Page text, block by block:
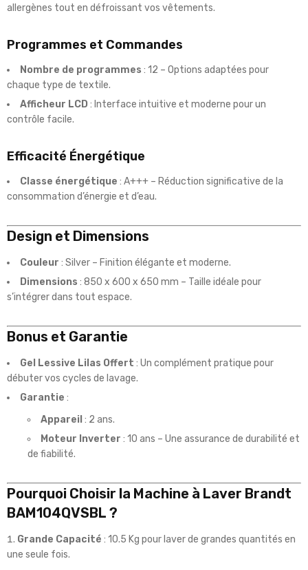
allergènes tout en défroissant vos vêtements.
Programmes et Commandes
Nombre de programmes : 12 – Options adaptées pour
chaque type de textile.
Afficheur LCD : Interface intuitive et moderne pour un
contrôle facile.
Efficacité Énergétique
Classe énergétique : A+++ – Réduction significative de la
consommation d’énergie et d’eau.
Design et Dimensions
Couleur : Silver – Finition élégante et moderne.
Dimensions : 850 x 600 x 650 mm – Taille idéale pour
s’intégrer dans tout espace.
Bonus et Garantie
Gel Lessive Lilas Offert : Un complément pratique pour
débuter vos cycles de lavage.
Garantie :
Appareil : 2 ans.
Moteur Inverter : 10 ans – Une assurance de durabilité et
de fiabilité.
Pourquoi Choisir la Machine à Laver Brandt
BAM104QVSBL ?
Grande Capacité : 10.5 Kg pour laver de grandes quantités en
une seule fois.